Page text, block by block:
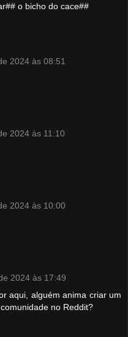
o bicho do cace##
2024 às 08:51
2024 às 11:10
2024 às 10:00
2024 às 17:49
aqui, alguém anima criar um
no Reddit?